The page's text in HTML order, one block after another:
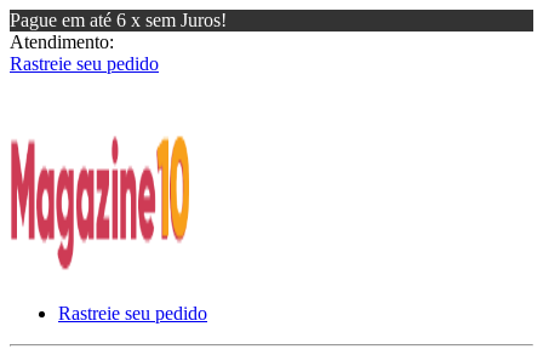
Pague em até 6 x sem Juros!
Atendimento:
Rastreie seu pedido
Rastreie seu pedido